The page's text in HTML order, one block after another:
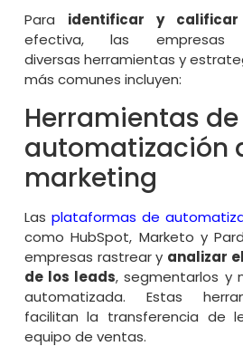
Para identificar y calificar
efectiva, las empresas
diversas herramientas y
más comunes incluyen:
Herramientas de
automatización
marketing
Las plataformas de
como HubSpot, Marketo y
empresas rastrear y analizar
de los leads, segmentarlos y
automatizada. Estas
facilitan la transferencia de
equipo de ventas.